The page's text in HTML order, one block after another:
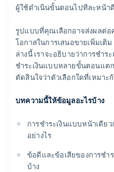
ติดตามข่าวสารของคู่แข่งขอ
ผู้ใช้ดำเนินขั้นตอนไปทีละหน้าดี
รูปแบบที่คุณเลือกอาจส่งผลต่อ
โอกาสในการเสนอขายเพิ่มเ
ล่างนี้ เราจะอธิบายว่าการชำร
ชำระเงินแบบหลายขั้นตอนแต
ตัดสินใจว่าตัวเลือกใดที่เหมา
บทความนี้ให้ข้อมูลอะไรบ้าง
การชำระเงินแบบหน้าเดี
อย่างไร
ข้อดีและข้อเสียของการชำ
บ้าง